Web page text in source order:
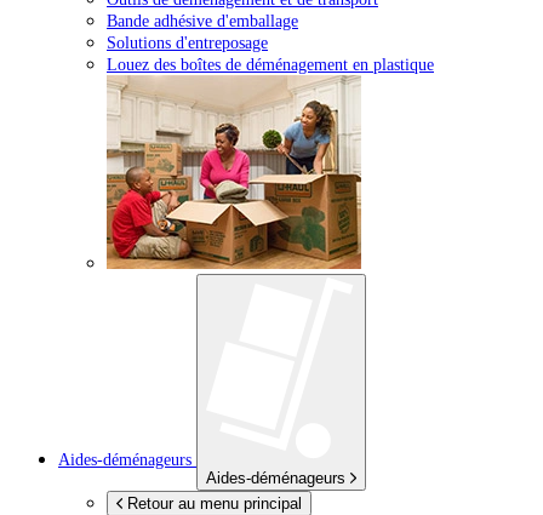
Bande adhésive d'emballage
Solutions d'entreposage
Louez des boîtes de déménagement en plastique
Aides-déménageurs
Aides-déménageurs
Retour au menu principal